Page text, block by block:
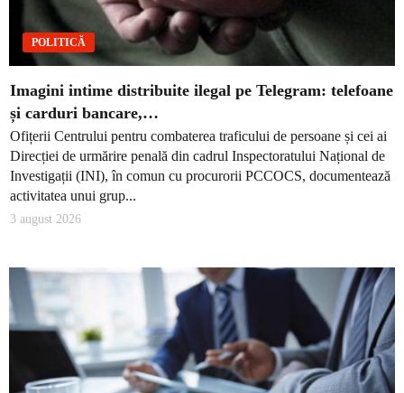
POLITICĂ
Imagini intime distribuite ilegal pe Telegram: telefoane
și carduri bancare,…
Ofițerii Centrului pentru combaterea traficului de persoane și cei ai
Direcției de urmărire penală din cadrul Inspectoratului Național de
Investigații (INI), în comun cu procurorii PCCOCS, documentează
activitatea unui grup...
3 august 2026